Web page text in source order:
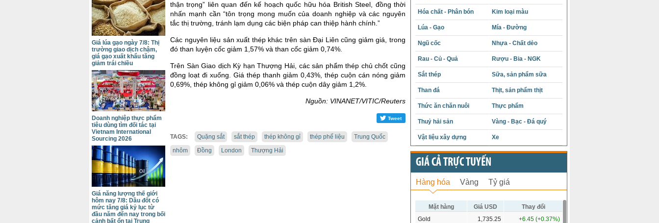
thận trọng” liên quan đến kế hoạch quốc hữu hóa British Steel, đồng thời
nhấn mạnh cần “tôn trọng mong muốn của doanh nghiệp và các nguyên
tắc thị trường, tránh lạm dụng các biện pháp can thiệp hành chính.”
Các nguyên liệu sản xuất thép khác trên sàn Đại Liên cũng giảm giá, trong
đó than luyện cốc giảm 1,57% và than cốc giảm 0,74%.
Trên Sàn Giao dịch Kỳ hạn Thượng Hải, các sản phẩm thép chủ chốt cũng
đồng loạt đi xuống. Giá thép thanh giảm 0,43%, thép cuộn cán nóng giảm
0,69%, thép không gỉ giảm 0,06% và thép cuộn dây giảm 1,2%.
Nguồn: VINANET/VITIC/Reuters
Tweet
TAGS: Quặng sắt sắt thép thép không gỉ thép phế liệu
Trung Quốc
nhôm
Đồng London Thượng Hải
Giá lúa gạo ngày 7/8: Thị
trường giao dịch chậm,
giá gạo xuất khẩu tăng
giảm trái chiều
Doanh nghiệp thực phẩm
tiêu dùng tìm đối tác tại
Vietnam International
Sourcing 2026
Giá năng lượng thế giới
hôm nay 7/8: Dầu đốt có
mức tăng giá kỷ lục từ
đầu năm đến nay trong bối
cảnh bất ổn tại Trung
Hóa chất - Phân bón Kim loại màu
Lúa - Gạo Mía - Đường
Ngũ cốc Nhựa - Chất dẻo
Rau - Củ - Quả Rượu - Bia - NGK
Sắt thép Sữa, sản phẩm sữa
Than đá Thịt, sản phẩm thịt
Thức ăn chăn nuôi Thực phẩm
Thuỷ hải sản Vàng - Bạc - Đá quý
Vật liệu xây dựng Xe
GIÁ CẢ TRỰC TUYẾN
Hàng hóa Vàng Tỷ giá
Mặt hàng Giá USD
Thay đổi
Gold
1,735.25 +6.45 (+0.37%)